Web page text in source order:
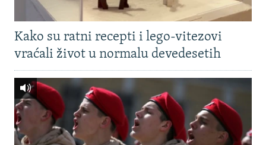
Kako su ratni recepti i lego-vitezovi
vraćali život u normalu devedesetih